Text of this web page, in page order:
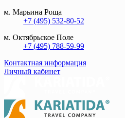
м. Марьина Роща
+7 (495) 532-80-52
м. Октябрьское Поле
+7 (495) 788-59-99
Контактная информация
Личный кабинет